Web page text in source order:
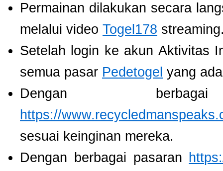
Permainan dilakukan secara
melalui video Togel178
Setelah login ke akun Aktivitas
semua pasar Pedetogel yang
Dengan
https://
sesuai keinginan mereka.
Dengan berbagai pasaran